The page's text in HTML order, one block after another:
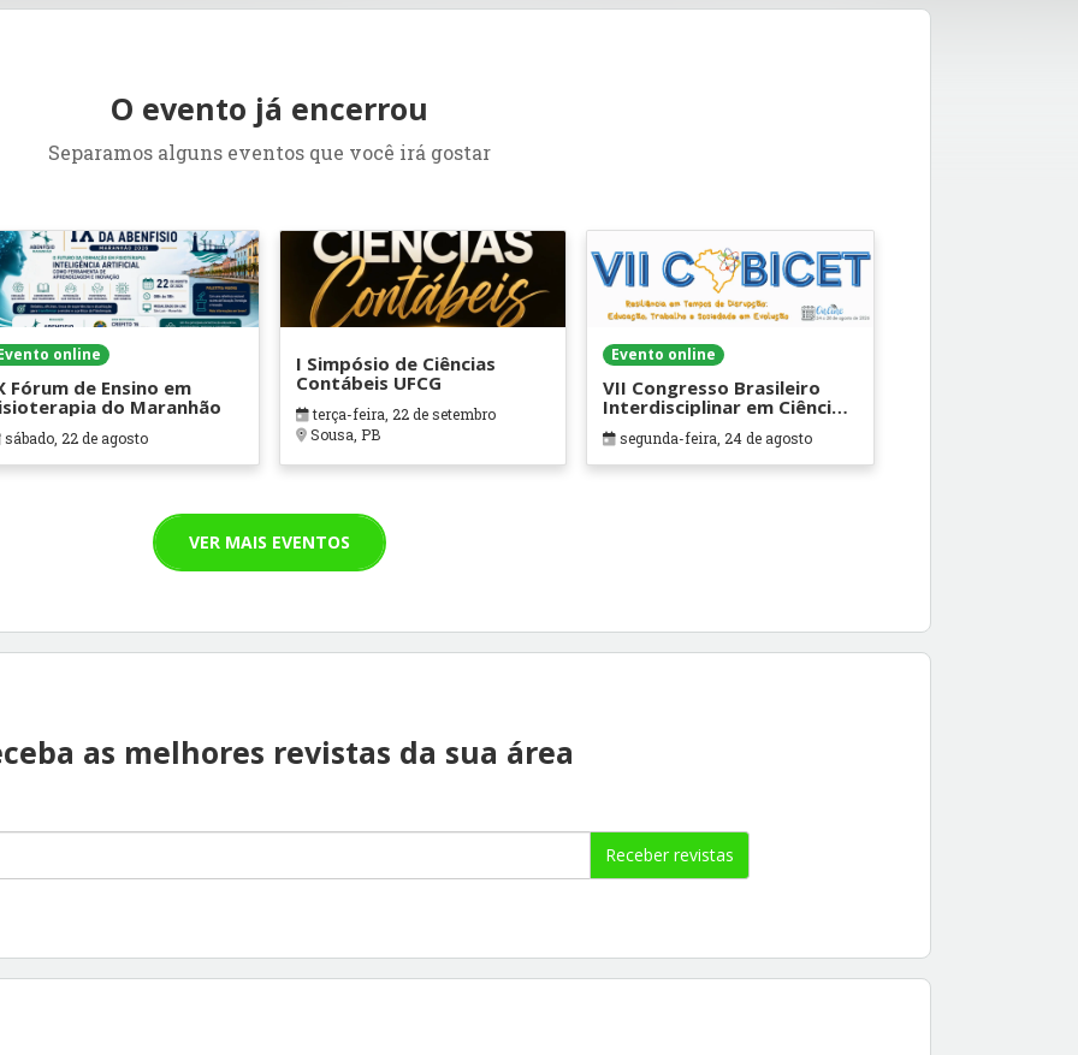
O evento já encerrou
Separamos alguns eventos que você irá gostar
online
Fórum de Ensino em
do Maranhão
sábado, 22 de agosto
I Simpósio de Ciências
Contábeis UFCG
terça-feira, 22 de setembro
Sousa, PB
Evento online
VII Congresso Brasileiro
Interdisciplinar em Ciência e
Tecnologia
segunda-feira, 24 de agosto
VER MAIS EVENTOS
as melhores revistas da sua área
Receber revistas